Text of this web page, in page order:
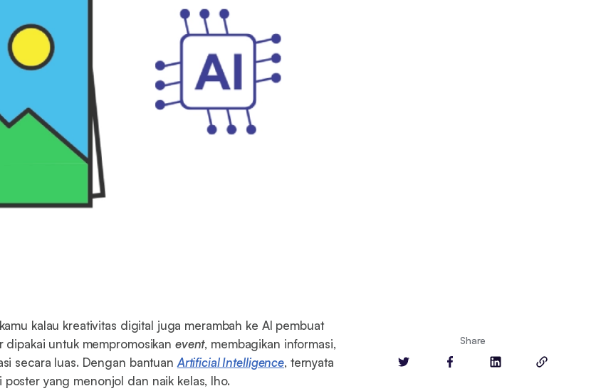
kalau kreativitas digital juga merambah ke AI pembuat
dipakai untuk mempromosikan event, membagikan informasi,
secara luas. Dengan bantuan Artificial Intelligence, ternyata
poster yang menonjol dan naik kelas, lho.
Share